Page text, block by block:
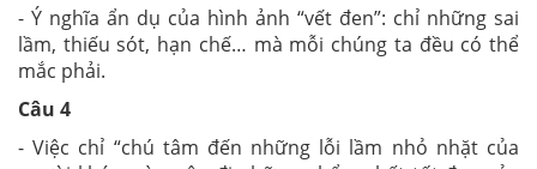
- Ý nghĩa ẩn dụ của hình ảnh “vết đen”: chỉ những sai
lầm, thiếu sót, hạn chế… mà mỗi chúng ta đều có thể
mắc phải.
Câu 4
- Việc chỉ “chú tâm đến những lỗi lầm nhỏ nhặt của